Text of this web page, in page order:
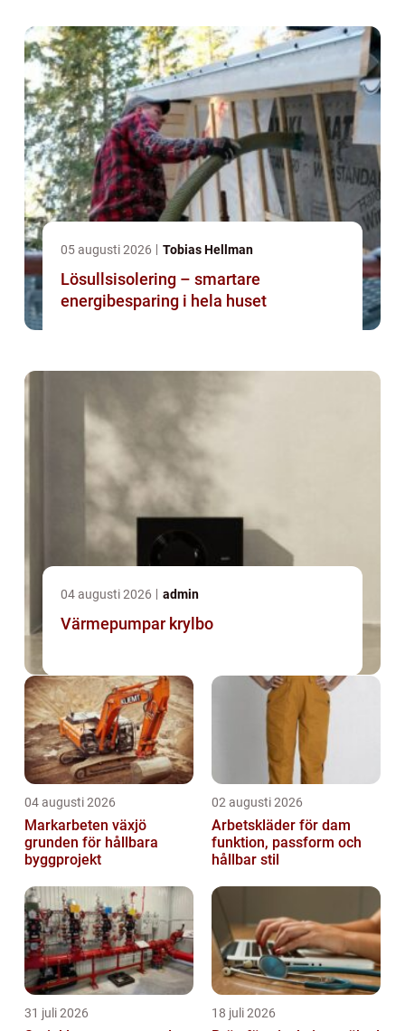
05 augusti 2026 Tobias Hellman
Lösullsisolering – smartare
energibesparing i hela huset
04 augusti 2026 admin
Värmepumpar krylbo
04 augusti 2026
Markarbeten växjö
grunden för hållbara
byggprojekt
02 augusti 2026
Arbetskläder för dam
funktion, passform och
hållbar stil
31 juli 2026 18 juli 2026